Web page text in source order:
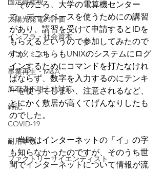
太陽光発電の評価
インフラ・社会資本
ゲコノミスト
事業再生・M&A
所有者不明土地対策
雑記
COVID-19
耐用年数
ファクトリーサイエンティスト
そのころ、大学の電算機センター
で、データベースを使うためにの講習
があり、講習を受けて申請するとIDを
もらえるというので参加してみたので
すが、こちらもUNIXのシステムにログ
インするためにコマンドを打たなけれ
ばならず、数字を入力するのにテンキ
ーを使ってしまい、注意されるなど、
とにかく敷居が高くてげんなりしたも
のでした。
当時はインターネットの「イ」の字
も知らなかったのですが、そのうち世
間でインターネットについて情報が流